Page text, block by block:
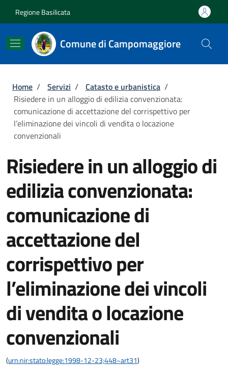
Regione Basilicata
Comune di Campomaggiore
Briciole di pane
Home / Servizi / Catasto e urbanistica /
Risiedere in un alloggio di edilizia convenzionata:
comunicazione di accettazione del corrispettivo per
l’eliminazione dei vincoli di vendita o locazione
convenzionali
Risiedere in un alloggio di
edilizia convenzionata:
comunicazione di
accettazione del
corrispettivo per
l’eliminazione dei vincoli
di vendita o locazione
convenzionali
(urn:nir:stato:legge:1998-12-23;448~art31)